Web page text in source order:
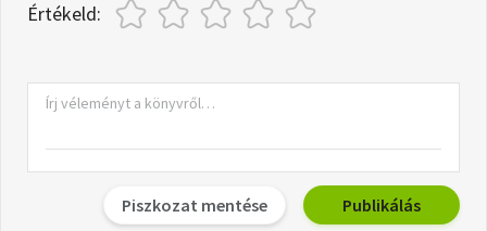
Értékeld:
Piszkozat mentése Publikálás